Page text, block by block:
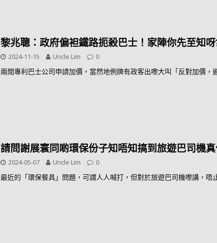
黎兆聰：政府偏袒鐵路扼殺巴士！家陣你先至知呀
2024-11-15 Uncle Lim 0
兩間專利巴士公司申請加價，當然地例牌有政客出嚟大叫「反對加價，
請問謝展寰同啲環保份子知唔知搞到旅遊巴司機
2024-05-07 Uncle Lim 0
最近的「環保餐具」問題，可謂人人喊打，但對於旅遊巴司機嚟講，唔